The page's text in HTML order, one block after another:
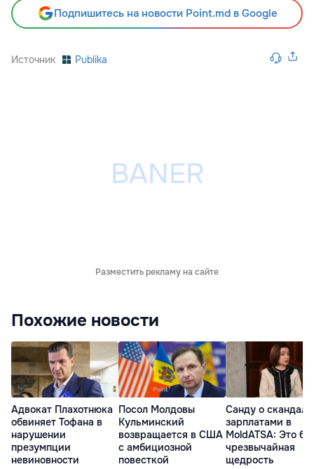
Подпишитесь на новости Point.md в Google
Источник Publika
Разместить рекламу на сайте
Похожие новости
Адвокат Плахотнюка
обвиняет Тофана в
нарушении
презумпции
невиновности
Посол Молдовы
Кульминский
возвращается в США
с амбициозной
повесткой
Санду о
зарплатами в
MoldATSA: Это
чрезвычайная
щедрость